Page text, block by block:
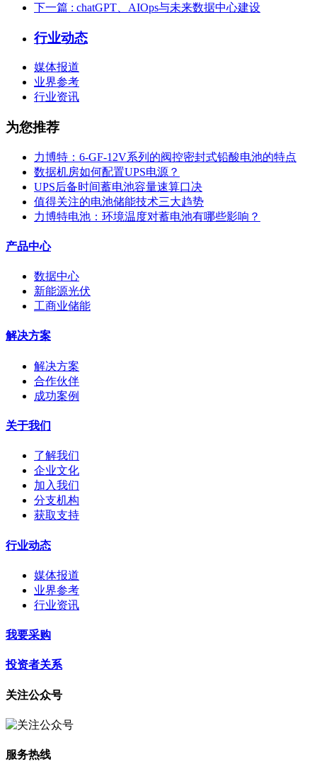
下一篇 : chatGPT、AIOps与未来数据中心建设
行业动态
媒体报道
业界参考
行业资讯
为您推荐
力博特：6-GF-12V系列的阀控密封式铅酸电池的特点
数据机房如何配置UPS电源？
UPS后备时间蓄电池容量速算口决
值得关注的电池储能技术三大趋势
力博特电池：环境温度对蓄电池有哪些影响？
产品中心
数据中心
新能源光伏
工商业储能
解决方案
解决方案
合作伙伴
成功案例
关于我们
了解我们
企业文化
加入我们
分支机构
获取支持
行业动态
媒体报道
业界参考
行业资讯
我要采购
投资者关系
关注公众号
服务热线